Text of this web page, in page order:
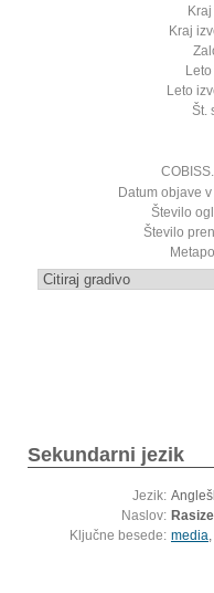
Kraj
Leto
Št.
Datum objave
Število
Število
Sekundarni jezik
Jezik:
Naslov:
Ključne besede: media,